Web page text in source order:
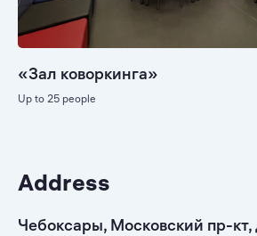
«Зал коворкинга»
Up to 25 people
Address
Чебоксары, Московский пр-кт,